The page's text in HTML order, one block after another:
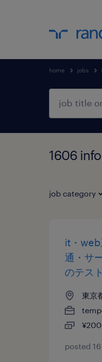
home jobs
1606
job category
it・web
通・サ
のテス
東京
posted